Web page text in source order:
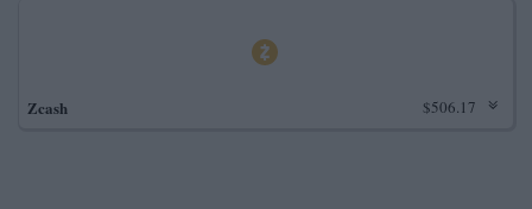
Zcash $506.17